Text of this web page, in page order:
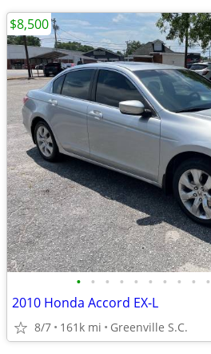
• • • • • • • • • •
2010 Honda Accord EX-L
8/7 161k mi Greenville S.C.
$8,500